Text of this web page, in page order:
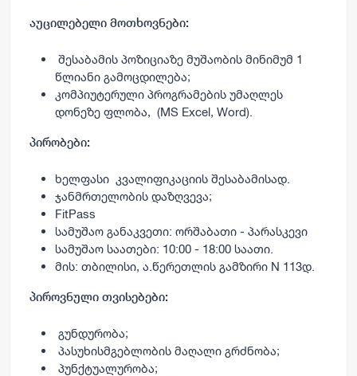
აუცილებელი მოთხოვნები:
შესაბამის პოზიციაზე მუშაობის მინიმუმ 1
წლიანი გამოცდილება;
კომპიუტერული პროგრამების უმაღლეს
დონეზე ფლობა, (MS Excel, Word).
პირობები:
ხელფასი კვალიფიკაციის შესაბამისად.
ჯანმრთელობის დაზღვევა;
FitPass
სამუშაო განაკვეთი: ორშაბათი - პარასკევი
სამუშაო საათები: 10:00 - 18:00 საათი.
მის: თბილისი, ა.წერეთლის გამზირი N 113დ.
პიროვნული თვისებები:
გუნდურობა;
პასუხისმგებლობის მაღალი გრძნობა;
პუნქტუალურობა;